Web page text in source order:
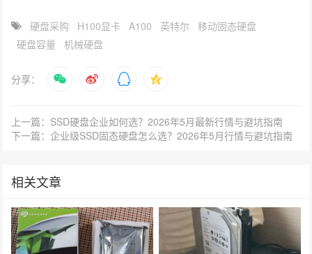
硬盘采购 H100显卡 A100 英特尔
移动固态硬盘
硬盘容量
机械硬盘
分享：
上一篇：SSD硬盘企业如何选？2026年5月最新行情与避坑指南
下一篇：企业级SSD固态硬盘怎么选？2026年5月行情与避坑指南
相关文章